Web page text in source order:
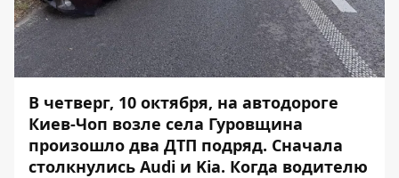
В четверг, 10 октября, на автодороге
Киев-Чоп возле села Гуровщина
произошло два ДТП подряд. Сначала
столкнулись Audi и Kia. Когда водителю